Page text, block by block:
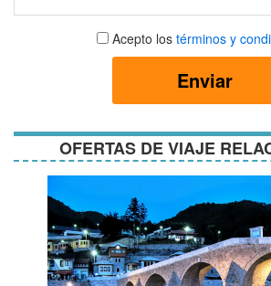
Aceptar
términos
Acepto los términos y
Enviar
OFERTAS DE VIAJE